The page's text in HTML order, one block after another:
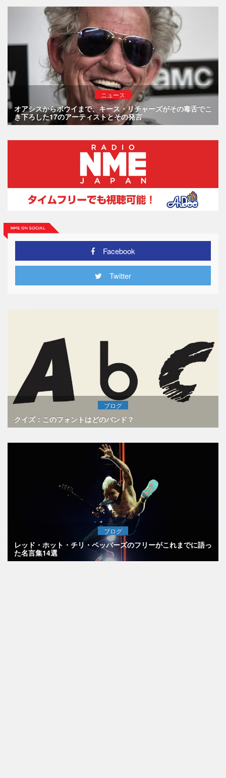
ニュース
オアシスからボウイまで、キース・リチャーズがその毒舌でこ
き下ろした17のアーティストとその発言
Facebook
Twitter
ブログ
クイズ：このフォントはどのバンド？
ブログ
レッド・ホット・チリ・ペッパーズのフリーがこれまでに語っ
た名言集14選